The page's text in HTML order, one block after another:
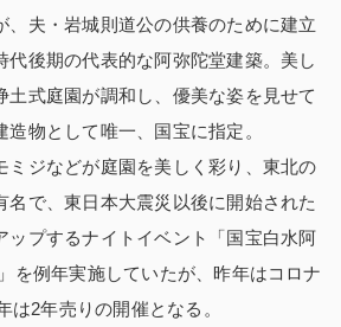
、夫・岩城則道公の供養のために建立
代後期の代表的な阿弥陀堂建築。美し
土式庭園が調和し、優美な姿を見せて
造物として唯一、国宝に指定。
ミジなどが庭園を美しく彩り、東北の
名で、東日本大震災以後に開始された
ップするナイトイベント「国宝白水阿
を例年実施していたが、昨年はコロナ
は2年売りの開催となる。